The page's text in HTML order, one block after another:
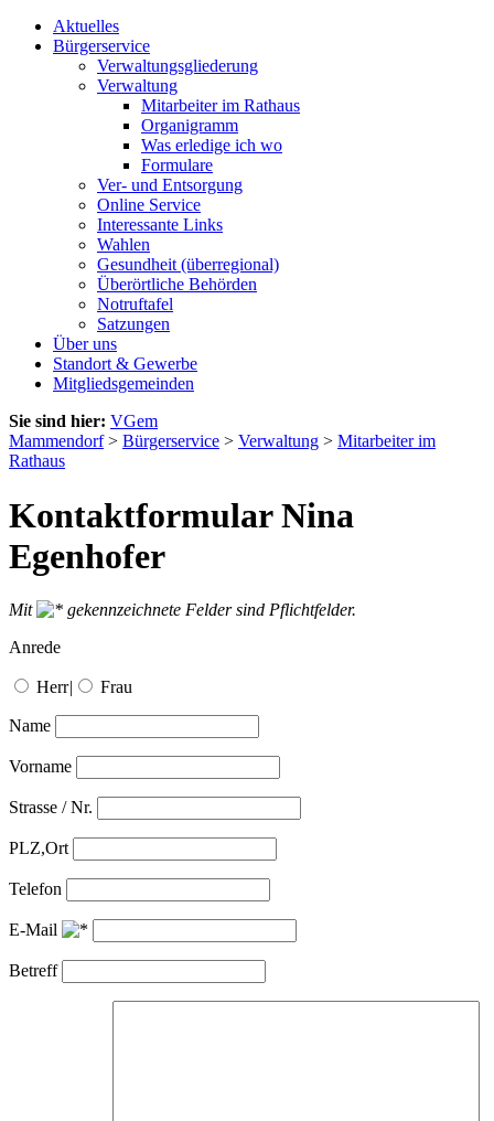
Aktuelles
Bürgerservice
Verwaltungsgliederung
Verwaltung
Mitarbeiter im Rathaus
Organigramm
Was erledige ich wo
Formulare
Ver- und Entsorgung
Online Service
Interessante Links
Wahlen
Gesundheit (überregional)
Überörtliche Behörden
Notruftafel
Satzungen
Über uns
Standort & Gewerbe
Mitgliedsgemeinden
Sie sind hier: VGem
Mammendorf> Bürgerservice > Verwaltung > Mitarbeiter im
Rathaus
Kontaktformular Nina
Egenhofer
Mit
gekennzeichnete Felder sind Pflichtfelder.
Anrede
Herr| Frau
Name
Vorname
Strasse / Nr.
PLZ,Ort
Telefon
E-Mail
Betreff